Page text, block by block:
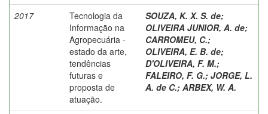
2017
Tecnologia da
Informação na
Agropecuária -
estado da arte,
tendências
futuras e
proposta de
atuação.
SOUZA, K. X. S. de;
OLIVEIRA JUNIOR, A. de;
CARROMEU, C.;
OLIVEIRA, E. B. de;
D'OLIVEIRA, F. M.;
FALEIRO, F. G.; JORGE, L.
A. de C.; ARBEX, W. A.